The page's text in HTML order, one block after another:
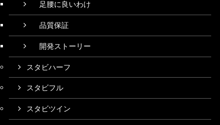
足腰に良いわけ
品質保証
開発ストーリー
スタビハーフ
スタビフル
スタビツイン